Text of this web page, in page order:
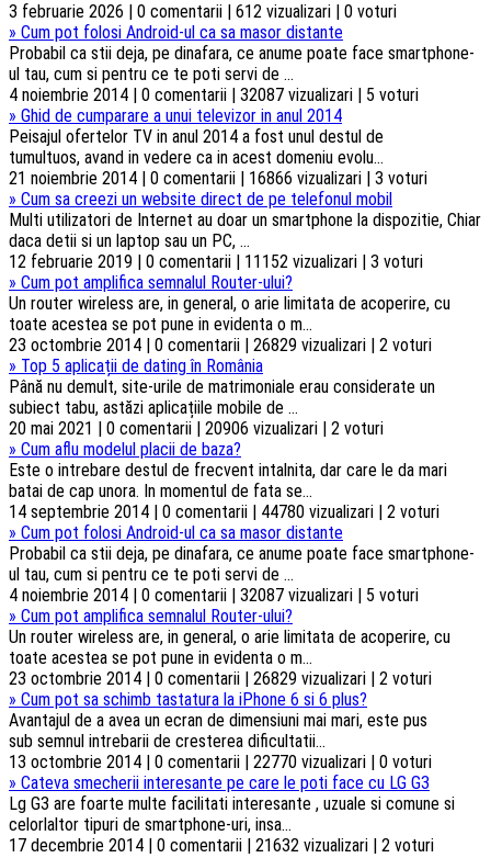
3 februarie 2026 | 0 comentarii | 612 vizualizari | 0 voturi
» Cum pot folosi Android-ul ca sa masor distante
Probabil ca stii deja, pe dinafara, ce anume poate face smartphone-
ul tau, cum si pentru ce te poti servi de ...
4 noiembrie 2014 | 0 comentarii | 32087 vizualizari | 5 voturi
» Ghid de cumparare a unui televizor in anul 2014
Peisajul ofertelor TV in anul 2014 a fost unul destul de
tumultuos, avand in vedere ca in acest domeniu evolu...
21 noiembrie 2014 | 0 comentarii | 16866 vizualizari | 3 voturi
» Cum sa creezi un website direct de pe telefonul mobil
Multi utilizatori de Internet au doar un smartphone la dispozitie, Chiar
daca detii si un laptop sau un PC, ...
12 februarie 2019 | 0 comentarii | 11152 vizualizari | 3 voturi
» Cum pot amplifica semnalul Router-ului?
Un router wireless are, in general, o arie limitata de acoperire, cu
toate acestea se pot pune in evidenta o m...
23 octombrie 2014 | 0 comentarii | 26829 vizualizari | 2 voturi
» Top 5 aplicații de dating în România
Până nu demult, site-urile de matrimoniale erau considerate un
subiect tabu, astăzi aplicațiile mobile de ...
20 mai 2021 | 0 comentarii | 20906 vizualizari | 2 voturi
» Cum aflu modelul placii de baza?
Este o intrebare destul de frecvent intalnita, dar care le da mari
batai de cap unora. In momentul de fata se...
14 septembrie 2014 | 0 comentarii | 44780 vizualizari | 2 voturi
» Cum pot folosi Android-ul ca sa masor distante
Probabil ca stii deja, pe dinafara, ce anume poate face smartphone-
ul tau, cum si pentru ce te poti servi de ...
4 noiembrie 2014 | 0 comentarii | 32087 vizualizari | 5 voturi
» Cum pot amplifica semnalul Router-ului?
Un router wireless are, in general, o arie limitata de acoperire, cu
toate acestea se pot pune in evidenta o m...
23 octombrie 2014 | 0 comentarii | 26829 vizualizari | 2 voturi
» Cum pot sa schimb tastatura la iPhone 6 si 6 plus?
Avantajul de a avea un ecran de dimensiuni mai mari, este pus
sub semnul intrebarii de cresterea dificultatii...
13 octombrie 2014 | 0 comentarii | 22770 vizualizari | 0 voturi
» Cateva smecherii interesante pe care le poti face cu LG G3
Lg G3 are foarte multe facilitati interesante , uzuale si comune si
celorlaltor tipuri de smartphone-uri, insa...
17 decembrie 2014 | 0 comentarii | 21632 vizualizari | 2 voturi